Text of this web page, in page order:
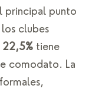
principal punto
clubes
22,5% tiene
comodato. La